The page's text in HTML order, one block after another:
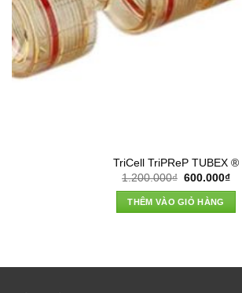
TriCell TriPReP TUBEX ®
1.200.000₫ Giá
là:
1.200.000₫.
600.000₫Giá
THÊM VÀO GIỎ HÀNG